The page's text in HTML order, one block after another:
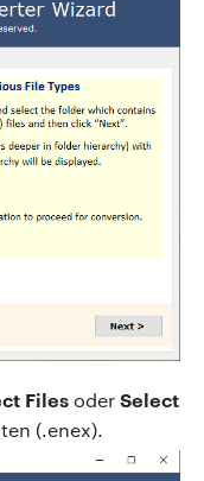
FilesoderSelect
(.enex).